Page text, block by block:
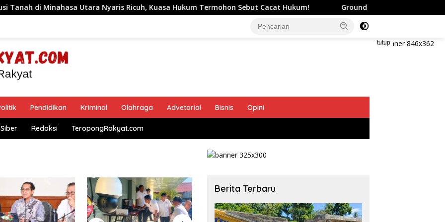
Utara Nyaris Ricuh, Kuasa Hukum Termohon Sebut Cacat Hukum! Ground Breaking Mako Polres Kepulauan
tutup
Pendidikan Kriminal Olahraga Advetorial Bisnis Opini
Redaksi TeropongRakyat.com
Berita Terbaru